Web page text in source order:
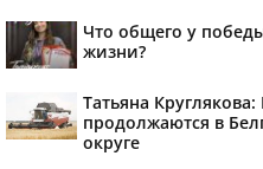
Что общего у
жизни?
Татьяна
продолжаются в
округе